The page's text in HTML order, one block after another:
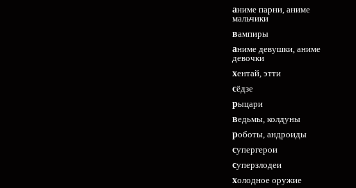
аниме парни, аниме
мальчики
вампиры
аниме девушки, аниме
девочки
хентай, этти
сёдзе
рыцари
ведьмы, колдуны
роботы, андроиды
супергерои
суперзлодеи
холодное оружие